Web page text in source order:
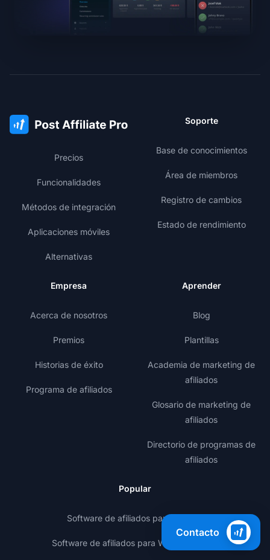
Precios
Funcionalidades
Métodos de integración
Aplicaciones móviles
Alternativas
Soporte
Base de conocimientos
Área de miembros
Registro de cambios
Estado de rendimiento
Empresa
Acerca de nosotros
Premios
Historias de éxito
Programa de afiliados
Aprender
Blog
Plantillas
Academia de marketing de
afiliados
Glosario de marketing de
afiliados
Directorio de programas de
afiliados
Popular
Software de afiliados para Shopify
Software de afiliados para WooCommerce
Contacto